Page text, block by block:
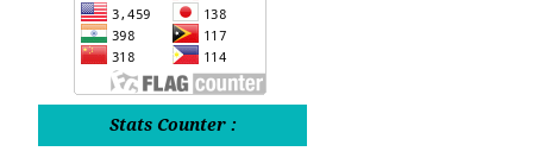
Stats Counter :